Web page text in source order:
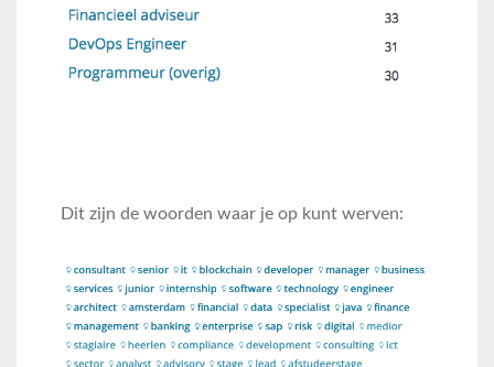
Dit zijn de woorden waar je op kunt werven: